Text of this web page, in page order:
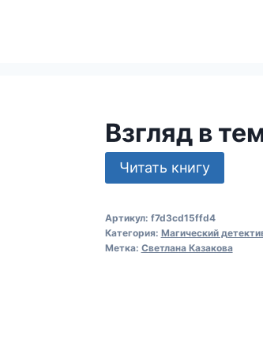
Взгляд в
Читать книгу
Артикул: f7d3cd15ffd4
Категория: Магический
Метка: Светлана Казакова